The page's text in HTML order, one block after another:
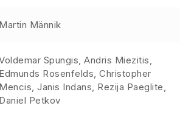
Martin Männik
Spungis, Andris Miezitis,
Edmunds Rosenfelds, Christopher
Mencis, Janis Indans, Rezija Paeglite,
Daniel Petkov